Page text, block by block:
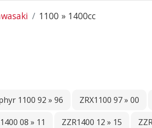
1100 » 1400cc
1100 92 » 96 ZRX1100 97 » 00
08 » 11 ZZR1400 12 » 15